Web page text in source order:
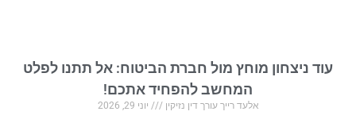
עוד ניצחון מוחץ מול חברת הביטוח: אל תתנו לפלט
המחשב להפחיד אתכם!
אלעד רייך עורך דין נזיקין יוני 29, 2026